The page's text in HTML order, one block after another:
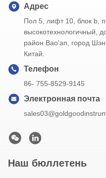
Адрес
Пол 5, лифт 10, блок b,
высокотехнологичный,
район Bao'an, город
Китай.
Телефон
86- 755-8529-9145
Электронная почта
Наш бюллетень